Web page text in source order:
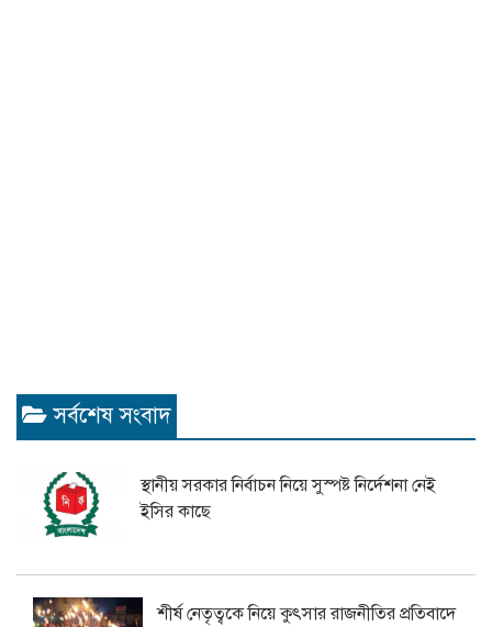
সর্বশেষ সংবাদ
স্থানীয় সরকার নির্বাচন নিয়ে সুস্পষ্ট নির্দেশনা নেই
ইসির কাছে
শীর্ষ নেতৃত্বকে নিয়ে কুৎসার রাজনীতির প্রতিবাদে